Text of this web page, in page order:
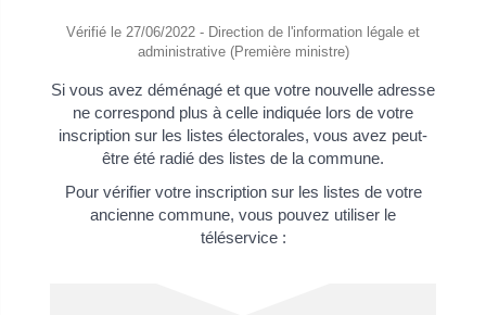
Vérifié le 27/06/2022 - Direction de l'information légale et
administrative (Première ministre)
Si vous avez déménagé et que votre nouvelle adresse
ne correspond plus à celle indiquée lors de votre
inscription sur les listes électorales, vous avez peut-
être été radié des listes de la commune.
Pour vérifier votre inscription sur les listes de votre
ancienne commune, vous pouvez utiliser le
téléservice :